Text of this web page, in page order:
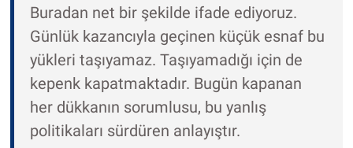
Buradan net bir şekilde ifade ediyoruz.
Günlük kazancıyla geçinen küçük esnaf bu
yükleri taşıyamaz. Taşıyamadığı için de
kepenk kapatmaktadır. Bugün kapanan
her dükkanın sorumlusu, bu yanlış
politikaları sürdüren anlayıştır.